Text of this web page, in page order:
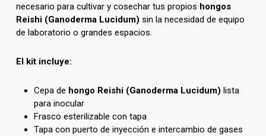
necesario para cultivar y cosechar tus propios hongos
Reishi (Ganoderma Lucidum) sin la necesidad de equipo
de laboratorio o grandes espacios.
El kit incluye:
Cepa de hongo Reishi (Ganoderma Lucidum) lista
para inocular
Frasco esterilizable con tapa
Tapa con puerto de inyección e intercambio de gases